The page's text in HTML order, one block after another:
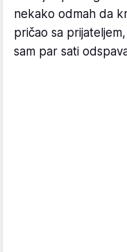
nekako odmah da
pričao sa
sam par sati